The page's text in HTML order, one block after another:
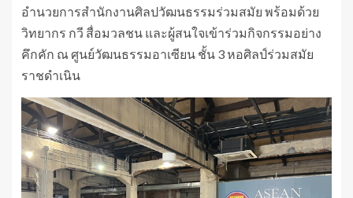
อำนวยการสำนักงานศิลปวัฒนธรรมร่วมสมัย พร้อมด้วย
วิทยากร กวี สื่อมวลชน และผู้สนใจเข้าร่วมกิจกรรมอย่าง
คึกคัก ณ ศูนย์วัฒนธรรมอาเซียน ชั้น 3 หอศิลป์ร่วมสมัย
ราชดำเนิน